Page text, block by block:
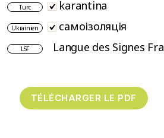
Turc karantina
Ukrainien самоізоляція
LSF Langue des Signes